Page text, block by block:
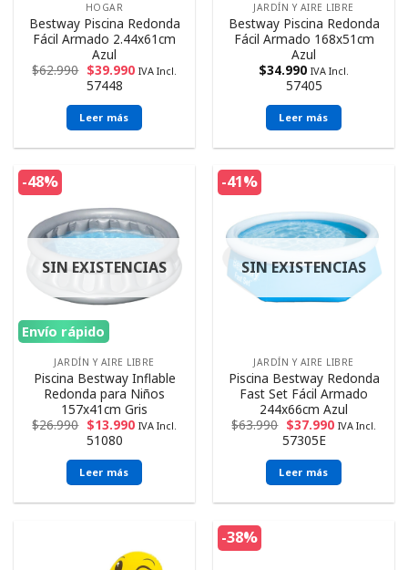
HOGAR
Bestway Piscina Redonda
Fácil Armado 2.44x61cm
Azul
$62.990 $39.990 IVA Incl.
57448
Leer más
JARDÍN Y AIRE LIBRE
Bestway Piscina Redonda
Fácil Armado 168x51cm
Azul
$34.990 IVA Incl.
57405
Leer más
-48%
Envío rápido
SIN EXISTENCIAS
JARDÍN Y AIRE LIBRE
Piscina Bestway Inflable
Redonda para Niños
157x41cm Gris
$26.990 $13.990 IVA Incl.
51080
Leer más
-41%
SIN EXISTENCIAS
JARDÍN Y AIRE LIBRE
Piscina Bestway Redonda
Fast Set Fácil Armado
244x66cm Azul
$63.990 $37.990 IVA Incl.
57305E
Leer más
-38%